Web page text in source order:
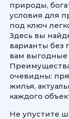
природы,
условия для
под ключ
Здесь вы
варианты без
вам
очевидны:
жилья,
каждого
Не упустите